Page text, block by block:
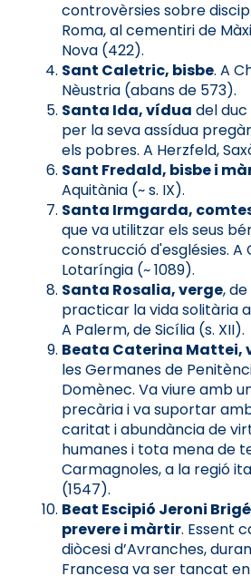
controvèrsies sobre
Roma, al cementiri de
Nova (422).
Sant Caletric, bisbe. A
Nèustria (abans de 573).
Santa Ida, vídua del
per la seva assídua
els pobres. A Herzfeld,
Sant Fredald, bisbe i
Aquitània (~ s. IX).
Santa Irmgarda,
que va utilitzar els seus
construcció d'esglésies. A
Lotaríngia (~ 1089).
Santa Rosalia, verge,
practicar la vida solitària
A Palerm, de Sicília (s. XII).
Beata Caterina Mattei,
les Germanes de
Domènec. Va viure amb
precària i va suportar
caritat i abundància de
humanes i tota mena de
Carmagnoles, a la regió
(1547).
Beat Escipió Jeroni
prevere i màrtir. Essent
diòcesi d’Avranches,
Francesa va ser tancat